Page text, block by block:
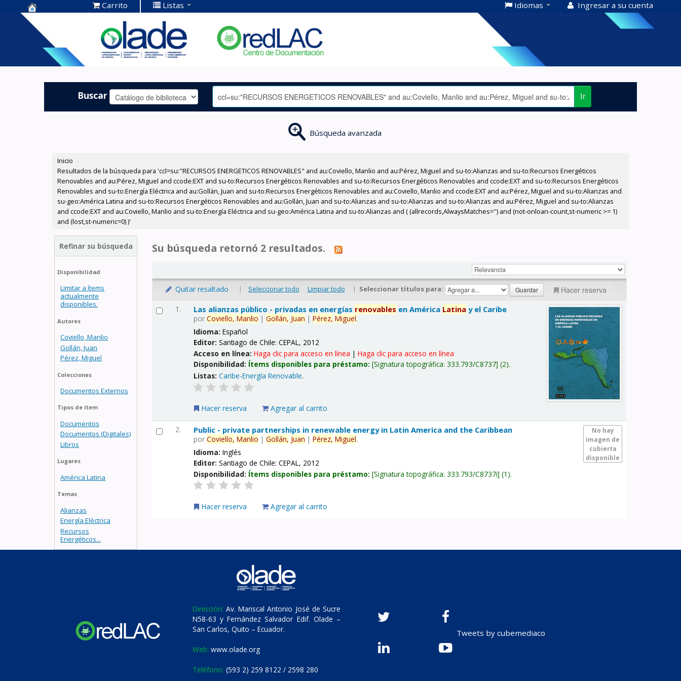
Centro de
Documentación
OLADE -
Carrito Listas Idiomas Ingresar a su cuenta
Buscar Ir
Búsqueda avanzada
Inicio ›
Resultados de la búsqueda para 'ccl=su:"RECURSOS ENERGETICOS RENOVABLES" and au:Coviello, Manlio and au:Pérez, Miguel and su-to:Alianzas and su-to:Recursos Energéticos
Renovables and au:Pérez, Miguel and ccode:EXT and su-to:Recursos Energéticos Renovables and su-to:Recursos Energéticos Renovables and ccode:EXT and su-to:Recursos Energéticos
Renovables and su-to:Energía Eléctrica and au:Gollán, Juan and su-to:Recursos Energéticos Renovables and au:Coviello, Manlio and ccode:EXT and au:Pérez, Miguel and su-to:Alianzas and
su-geo:América Latina and su-to:Recursos Energéticos Renovables and au:Gollán, Juan and su-to:Alianzas and su-to:Alianzas and su-to:Alianzas and au:Pérez, Miguel and su-to:Alianzas
and ccode:EXT and au:Coviello, Manlio and su-to:Energía Eléctrica and su-geo:América Latina and su-to:Alianzas and ( (allrecords,AlwaysMatches='') and (not-onloan-count,st-numeric >= 1)
and (lost,st-numeric=0) )'
Refinar su búsqueda
Disponibilidad
Limitar a ítems
actualmente
disponibles.
Autores
Coviello, Manlio
Gollán, Juan
Pérez, Miguel
Colecciones
Documentos Externos
Tipos de ítem
Documentos
Documentos (Digitales)
Libros
Lugares
América Latina
Temas
Alianzas
Energía Eléctrica
Recursos
Energéticos...
Su búsqueda retornó 2 resultados.
Quitar resaltado | Seleccionar todo Limpiar todo | Seleccionar títulos para: Hacer reserva
1. Las alianzas público - privadas en energías renovables en América Latina y el Caribe
porCoviello, Manlio |Gollán, Juan |Pérez, Miguel.
Idioma:Español
Editor:Santiago de Chile: CEPAL, 2012
Acceso en línea:Haga clic para acceso en línea |Haga clic para acceso en línea
Disponibilidad: Ítems disponibles para préstamo: Signatura topográfica:333.793/C8737 (2).
Listas: Caribe-Energía Renovable.
Hacer reserva Agregar al carrito
2.
No hay
imagen de
cubierta
disponible
Public - private partnerships in renewable energy in Latin America and the Caribbean
porCoviello, Manlio |Gollán, Juan |Pérez, Miguel.
Idioma:Inglés
Editor:Santiago de Chile: CEPAL, 2012
Disponibilidad: Ítems disponibles para préstamo: Signatura topográfica:333.793/C8737i (1).
Hacer reserva Agregar al carrito
Dirección: Av. Mariscal Antonio José de Sucre
N58-63 y Fernández Salvador Edif. Olade –
San Carlos, Quito – Ecuador.
Web: www.olade.org
Teléfono: (593 2) 259 8122 / 2598 280
Tweets by cubemediaco